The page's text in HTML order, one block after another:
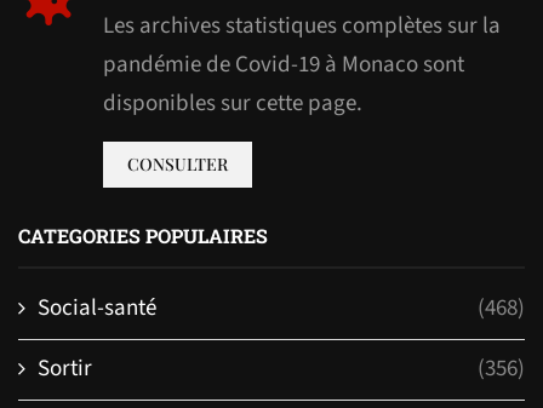
Les archives statistiques complètes sur la
pandémie de Covid-19 à Monaco sont
disponibles sur cette page.
CONSULTER
CATEGORIES POPULAIRES
Social-santé
(468)
Sortir
(356)